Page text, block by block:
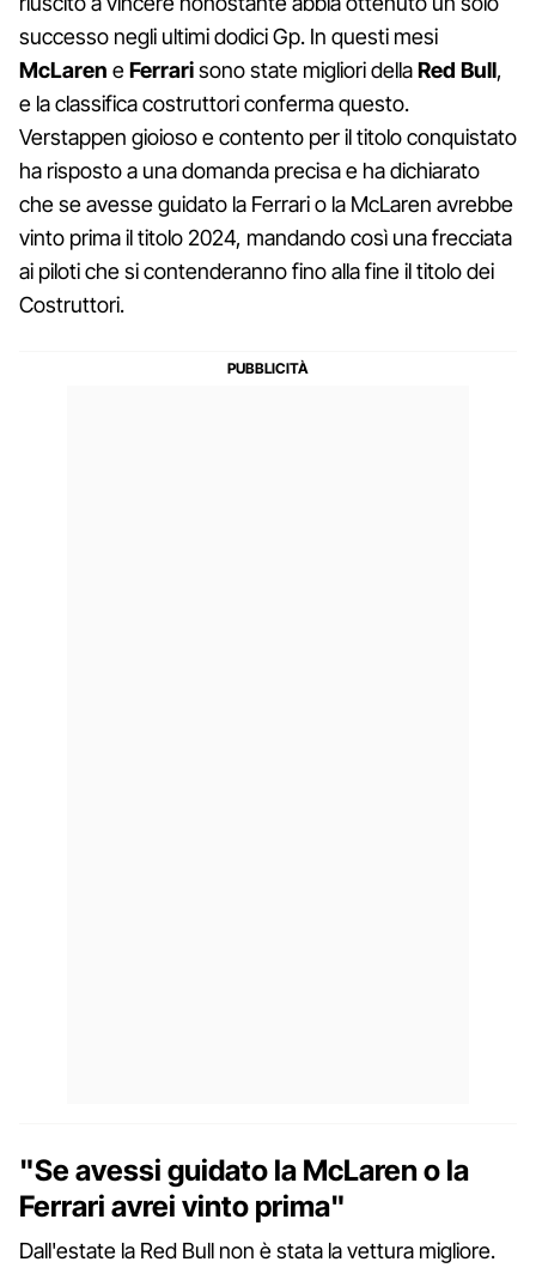
successo negli ultimi dodici Gp. In questi mesi
McLaren eFerrarisono state migliori dellaRed Bull,
e la classifica costruttori conferma questo.
Verstappen gioioso e contento per il titolo conquistato
ha risposto a una domanda precisa e ha dichiarato
che se avesse guidato la Ferrari o la McLaren avrebbe
vinto prima il titolo 2024, mandando così una frecciata
ai piloti che si contenderanno fino alla fine il titolo dei
Costruttori.
"Se avessi guidato la McLaren o la
Ferrari avrei vinto prima"
Dall'estate la Red Bull non è stata la vettura migliore.